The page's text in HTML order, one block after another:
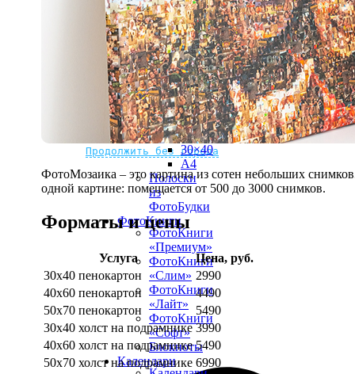
Не нашли Ваш город?
Мы доставляем по всему миру
Продолжить без города
в
рамке
10х10
10×15
13×18
15×15
15×20
20×20
20×30
30×30
30×40
A4
Полоски
из
ФотоБудки
ФотоКниги
ФотоКниги
«Премиум»
ФотоКниги
«Слим»
ФотоКниги
«Лайт»
ФотоКниги
«Софт»
Блокноты
Календари
ФотоМозаика – это картина из сотен небольших
одной картине: помещается от 500 до 3000 снимков.
Форматы и цены
Услуга
Цена, руб.
30х40 пенокартон
2990
40х60 пенокартон
4490
50х70 пенокартон
5490
30х40 холст на подрамнике 3990
40х60 холст на подрамнике 5490
50х70 холст на подрамнике 6990